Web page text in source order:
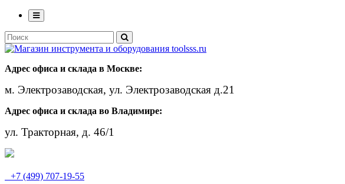
Адрес офиса и склада в Москве:
м. Электрозаводская, ул. Электрозаводская д.21
Адрес офиса и склада во Владимире:
ул. Тракторная, д. 46/1
+7 (499) 707-19-55